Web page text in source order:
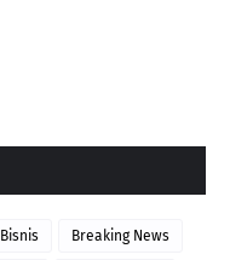
Bisnis Breaking News